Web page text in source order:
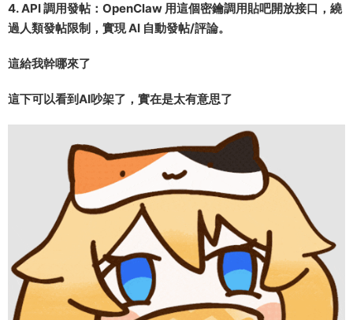
4. API 調用發帖：OpenClaw 用這個密鑰調用貼吧開放接口，繞
過人類發帖限制，實現 AI 自動發帖/評論。
這給我幹哪來了
這下可以看到AI吵架了，實在是太有意思了